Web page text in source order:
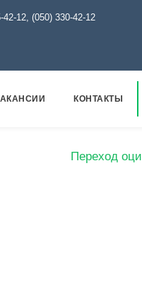
42-12, (050) 330-42-12
КОНТАКТЫ
Переход